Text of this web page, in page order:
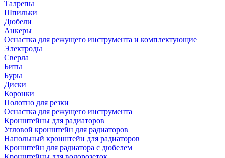
Талрепы
Шпильки
Дюбели
Анкеры
Оснастка для режущего инструмента и комплектующие
Электроды
Сверла
Биты
Буры
Диски
Коронки
Полотно для резки
Оснастка для режущего инструмента
Кронштейны для радиаторов
Угловой кронштейн для радиаторов
Напольный кронштейн для радиаторов
Кронштейн для радиатора с дюбелем